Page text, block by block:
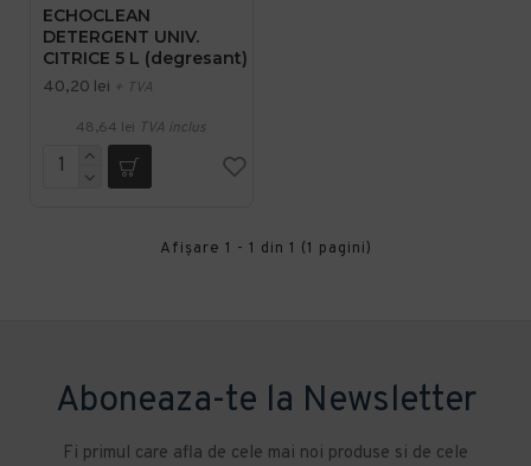
ECHOCLEAN
DETERGENT UNIV.
CITRICE 5 L (degresant)
40,20 lei + TVA
48,64 lei TVA inclus
Afişare 1 - 1 din 1 (1 pagini)
Aboneaza-te la Newsletter
Fi primul care afla de cele mai noi produse si de cele